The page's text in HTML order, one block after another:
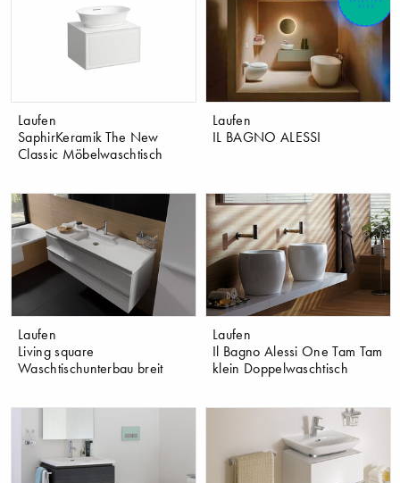
Laufen
SaphirKeramik The New
Classic Möbelwaschtisch
Laufen
IL BAGNO ALESSI
Laufen
Living square
Waschtischunterbau breit
Laufen
Il Bagno Alessi One Tam Tam
klein Doppelwaschtisch